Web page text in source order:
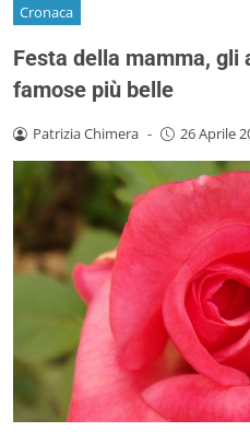
Cronaca
Festa della mamma, gli
famose più belle
Patrizia Chimera - 26 Aprile